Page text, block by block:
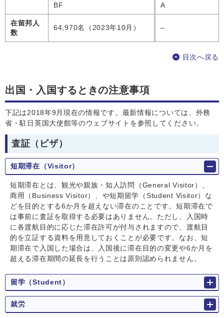
BF
A
在留邦人
数
64,970名（2023年10月） –
目次へ戻る
出国・入国するときの注意事項
下記は2018年9月現在の情報です。最新情報については、外務
省・駐日英国大使館等のウェブサイトを参照してください。
査証（ビザ）
短期滞在（Visitor）
短期滞在とは、観光や親族・知人訪問（General Visitor）、
商用（Business Visitor）、や短期留学（Student Visitor）な
どを目的とする6か月を超えない滞在のことです。短期滞在で
は事前に査証を取得する必要はありません。ただし、入国時
に各渡航目的に応じた滞在許可が付与されますので、渡航目
的を立証する資料を用意しておくことが必要です。なお、短
期滞在で入国した場合は、入国後に滞在目的の変更や6か月を
超える滞在期間の延長を行うことは原則認められません。
留学（Student）
就労